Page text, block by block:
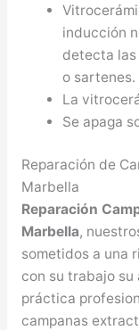
inducción
detecta las
o sartenes.
La
Se apaga
Reparación de
Marbella
Reparación
Marbella,
sometidos a una
con su trabajo
práctica
campanas